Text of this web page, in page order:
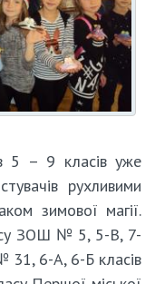
5 – 9 класів уже
рухливими
зимової магії.
ЗОШ № 5, 5-В, 7-
31, 6-А, 6-Б класів